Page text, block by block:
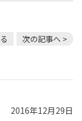
次の記事へ >
2016年12月29日